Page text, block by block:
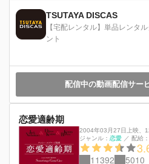
TSUTAYA DISCAS
【宅配レンタル】単品レンタ
ント
配信中の動画配信サー
恋愛適齢期
2004年03月27日上映
ジャンル： 恋愛 ／ 配給：
11392 5010